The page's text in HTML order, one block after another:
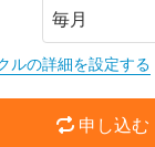
ルの詳細を設定する
申し込む